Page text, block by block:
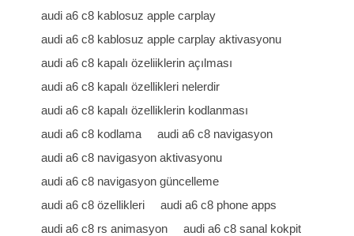
audi a6 c8 kablosuz apple carplay
audi a6 c8 kablosuz apple carplay aktivasyonu
audi a6 c8 kapalı özeliiklerin açılması
audi a6 c8 kapalı özellikleri nelerdir
audi a6 c8 kapalı özelliklerin kodlanması
audi a6 c8 kodlama
audi a6 c8 navigasyon
audi a6 c8 navigasyon aktivasyonu
audi a6 c8 navigasyon güncelleme
audi a6 c8 özellikleri
audi a6 c8 phone apps
audi a6 c8 rs animasyon
audi a6 c8 sanal kokpit